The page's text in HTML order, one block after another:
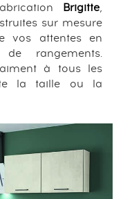
Brigitte,
sur mesure
vos attentes en
rangements.
à tous les
la taille ou la